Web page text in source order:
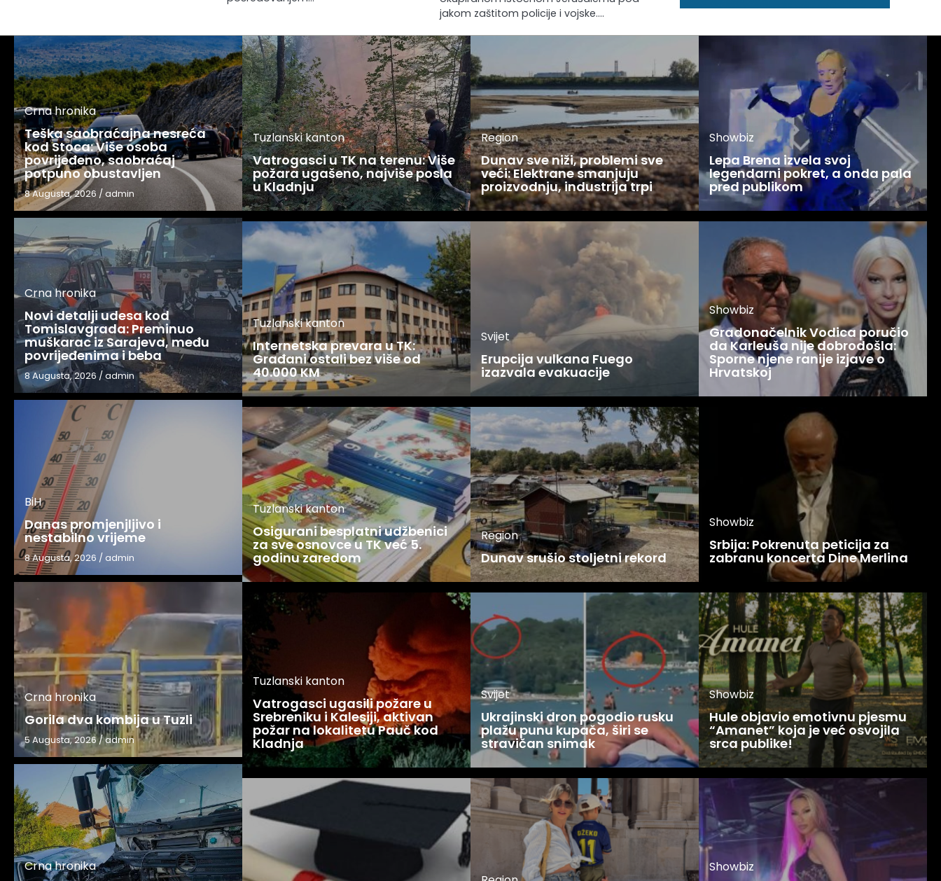
jakom zaštitom policije i vojske.…
Crna hronika
Teška saobraćajna nesreća
kod Stoca: Više osoba
povrijeđeno, saobraćaj
potpuno obustavljen
8 Augusta, 2026 / admin
Crna hronika
Novi detalji udesa kod
Tomislavgrada: Preminuo
muškarac iz Sarajeva, među
povrijeđenima i beba
8 Augusta, 2026 /admin
BiH
Danas promjenjljivo i
nestabilno vrijeme
8 Augusta, 2026 / admin
Crna hronika
Gorila dva kombija u Tuzli
5 Augusta, 2026/admin
Crna hronika
Tuzlanski kanton
Vatrogasci u TK na terenu: Više
požara ugašeno, najviše posla
u Kladnju
Tuzlanski kanton
Internetska prevara u TK:
Građani ostali bez više od
40.000 KM
Tuzlanski kanton
Osigurani besplatni udžbenici
za sve osnovce u TK već 5.
godinu zaredom
Tuzlanski kanton
Vatrogasci ugasili požare u
Srebreniku i Kalesiji, aktivan
požar na lokalitetu Pauč kod
Kladnja
Region
Dunav sve niži, problemi sve
veći: Elektrane smanjuju
proizvodnju, industrija trpi
Svijet
Erupcija vulkana Fuego
izazvala evakuacije
Region
Dunav srušio stoljetni rekord
Svijet
Ukrajinski dron pogodio rusku
plažu punu kupača, širi se
stravičan snimak
Showbiz
Lepa Brena izvela svoj
legendarni pokret, a onda pala
pred publikom
Showbiz
Gradonačelnik Vodica poručio
da Karleuša nije dobrodošla:
Sporne njene ranije izjave o
Hrvatskoj
Showbiz
Srbija: Pokrenuta peticija za
zabranu koncerta Dine Merlina
Showbiz
Hule objavio emotivnu pjesmu
“Amanet” koja je već osvojila
srca publike!
Showbiz